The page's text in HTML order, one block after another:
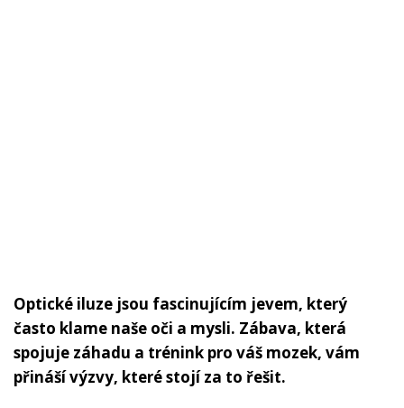
Optické iluze jsou fascinujícím jevem, který
často klame naše oči a mysli. Zábava, která
spojuje záhadu a trénink pro váš mozek, vám
přináší výzvy, které stojí za to řešit.